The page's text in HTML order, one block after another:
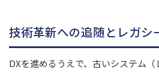
技術革新への追随とレガシ
DXを進めるうえで、古いシステム